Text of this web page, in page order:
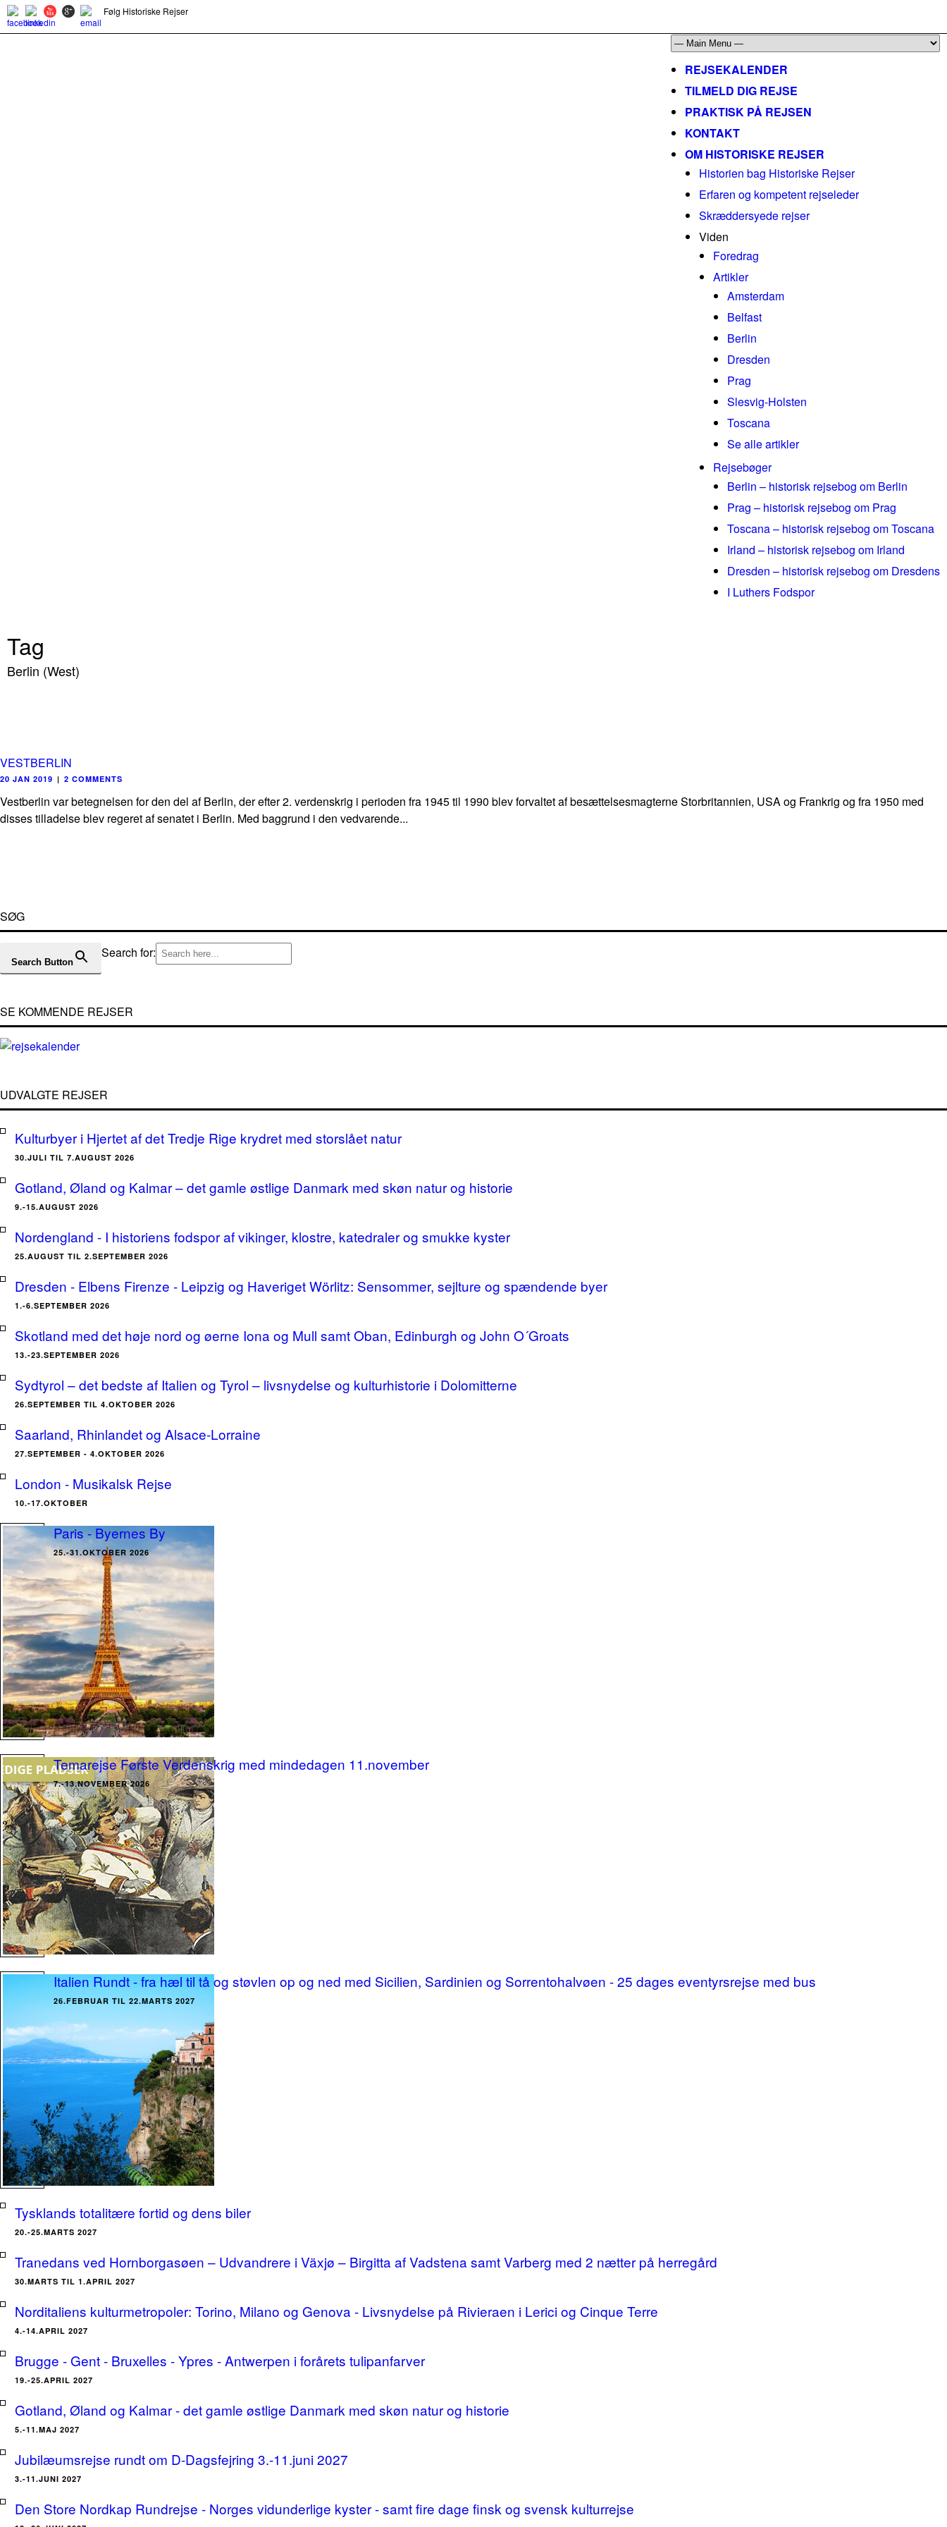
Følg Historiske Rejser
REJSEKALENDER
TILMELD DIG REJSE
PRAKTISK PÅ REJSEN
KONTAKT
OM HISTORISKE REJSER
Historien bag Historiske Rejser
Erfaren og kompetent rejseleder
Skræddersyede rejser
Viden
Foredrag
Artikler
Amsterdam
Belfast
Berlin
Dresden
Prag
Slesvig-Holsten
Toscana
Se alle artikler
Rejsebøger
Berlin – historisk rejsebog om Berlin
Prag – historisk rejsebog om Prag
Toscana – historisk rejsebog om Toscana
Irland – historisk rejsebog om Irland
Dresden – historisk rejsebog om Dresdens
I Luthers Fodspor
Tag
Berlin (West)
VESTBERLIN
20 JAN 2019 | 2 COMMENTS
Vestberlin var betegnelsen for den del af Berlin, der efter 2. verdenskrig i perioden fra 1945 til 1990 blev forvaltet af besættelsesmagterne Storbritannien, USA og Frankrig og fra 1950 med
disses tilladelse blev regeret af senatet i Berlin. Med baggrund i den vedvarende...
SØG
Search for:
Search Button
SE KOMMENDE REJSER
UDVALGTE REJSER
Kulturbyer i Hjertet af det Tredje Rige krydret med storslået natur
30.JULI TIL 7.AUGUST 2026
Gotland, Øland og Kalmar – det gamle østlige Danmark med skøn natur og historie
9.-15.AUGUST 2026
Nordengland - I historiens fodspor af vikinger, klostre, katedraler og smukke kyster
25.AUGUST TIL 2.SEPTEMBER 2026
Dresden - Elbens Firenze - Leipzig og Haveriget Wörlitz: Sensommer, sejlture og spændende byer
1.-6.SEPTEMBER 2026
Skotland med det høje nord og øerne Iona og Mull samt Oban, Edinburgh og John O´Groats
13.-23.SEPTEMBER 2026
Sydtyrol – det bedste af Italien og Tyrol – livsnydelse og kulturhistorie i Dolomitterne
26.SEPTEMBER TIL 4.OKTOBER 2026
Saarland, Rhinlandet og Alsace-Lorraine
27.SEPTEMBER - 4.OKTOBER 2026
London - Musikalsk Rejse
10.-17.OKTOBER
Paris - Byernes By
25.-31.OKTOBER 2026
Temarejse Første Verdenskrig med mindedagen 11.november
7.-13.NOVEMBER 2026
Italien Rundt - fra hæl til tå og støvlen op og ned med Sicilien, Sardinien og Sorrentohalvøen - 25 dages eventyrsrejse med bus
26.FEBRUAR TIL 22.MARTS 2027
Tysklands totalitære fortid og dens biler
20.-25.MARTS 2027
Tranedans ved Hornborgasøen – Udvandrere i Växjø – Birgitta af Vadstena samt Varberg med 2 nætter på herregård
30.MARTS TIL 1.APRIL 2027
Norditaliens kulturmetropoler: Torino, Milano og Genova - Livsnydelse på Rivieraen i Lerici og Cinque Terre
4.-14.APRIL 2027
Brugge - Gent - Bruxelles - Ypres - Antwerpen i forårets tulipanfarver
19.-25.APRIL 2027
Gotland, Øland og Kalmar - det gamle østlige Danmark med skøn natur og historie
5.-11.MAJ 2027
Jubilæumsrejse rundt om D-Dagsfejring 3.-11.juni 2027
3.-11.JUNI 2027
Den Store Nordkap Rundrejse - Norges vidunderlige kyster - samt fire dage finsk og svensk kulturrejse